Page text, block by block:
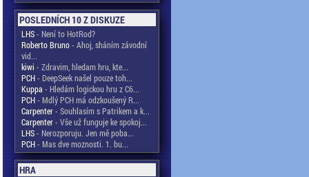
POSLEDNÍCH 10 Z DISKUZE
LHS- Není to HotRod?
Roberto Bruno- Ahoj, sháním závodní
vid...
kiwi - Zdravim, hledam hru, kte...
PCH- DeepSeek našel pouze toh...
Kuppa - Hledám logickou hru z C6...
PCH- Mdlý PCH má odzkoušený R...
Carpenter- Souhlasím s Patrikem a k...
Carpenter- Vše už funguje ke spokoj...
LHS- Nerozporuju. Jen mě poba...
PCH- Mas dve moznosti. 1. bu...
HRA